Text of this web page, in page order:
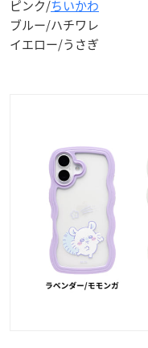
ピンク/ちいかわ
ブルー/ハチワレ
イエロー/うさぎ